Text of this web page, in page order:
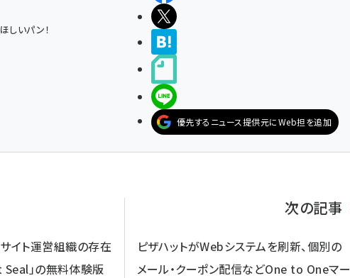
しいパン！
ポストする
LINEで送る
優先するニュース提供元にWeb担を追加
イト運営組織の存在
」の無料体験版
次の記事
ピザハットがWebシステムを刷新、個別の
メール・クーポン配信などOne to Oneマー